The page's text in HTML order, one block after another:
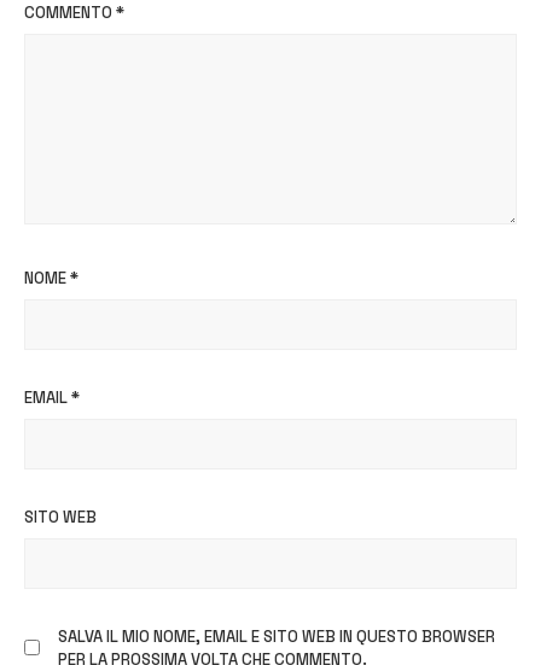
COMMENTO *
NOME*
EMAIL*
SITO WEB
SALVA IL MIO NOME, EMAIL E SITO WEB IN QUESTO BROWSER
PER LA PROSSIMA VOLTA CHE COMMENTO.